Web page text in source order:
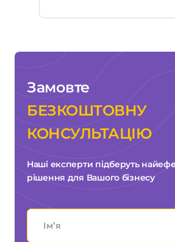
Замовте
БЕЗКОШТОВНУ
КОНСУЛЬТАЦІЮ
Наші експерти підберуть
рішення для Вашого бізнесу